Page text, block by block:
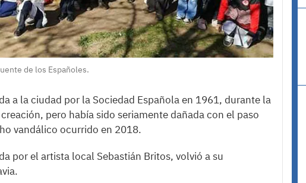
de los Españoles.
a la ciudad por la Sociedad Española en 1961, durante la
pero había sido seriamente dañada con el paso
vandálico ocurrido en 2018.
por el artista local Sebastián Britos, volvió a su